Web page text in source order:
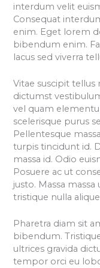
interdum velit
Consequat
enim. Eget lorem
bibendum enim.
lacus sed viverra
Vitae suscipit tellus
dictumst
vel quam
scelerisque purus
Pellentesque
turpis tincidunt id.
massa id. Odio
Posuere ac ut
justo. Massa
tristique nulla
Pharetra diam sit
bibendum.
ultrices gravida
tempor orci eu